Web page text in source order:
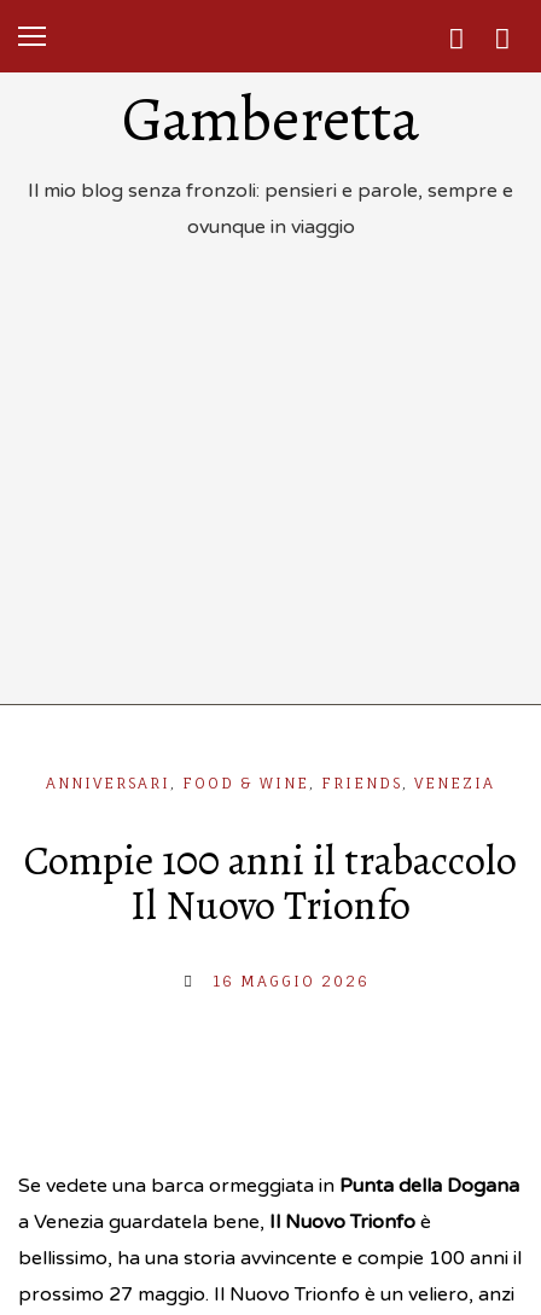
Gamberetta
Il mio blog senza fronzoli: pensieri e parole, sempre e
ovunque in viaggio
ANNIVERSARI , FOOD & WINE , FRIENDS , VENEZIA
Compie 100 anni il trabaccolo
Il Nuovo Trionfo
16 MAGGIO 2026
Se vedete una barca ormeggiata in Punta della Dogana
a Venezia guardatela bene, Il Nuovo Trionfo è
bellissimo, ha una storia avvincente e compie 100 anni il
prossimo 27 maggio. Il Nuovo Trionfo è un veliero, anzi